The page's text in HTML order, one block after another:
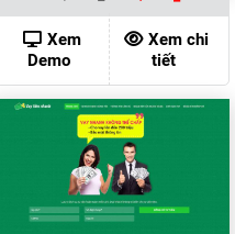
là:
900,000 ₫.
hiện
tại
là:
Xem
Demo
Xem chi
tiết